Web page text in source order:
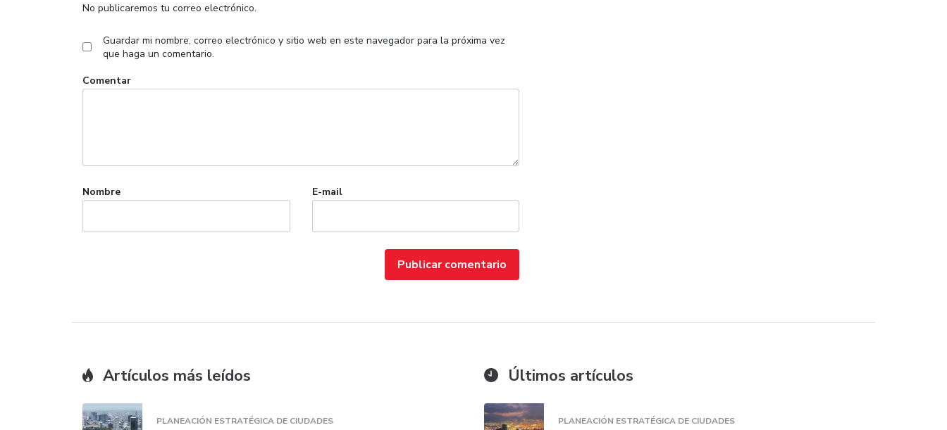
No publicaremos tu correo electrónico.
Nombre E-mail
Guardar mi nombre, correo electrónico y sitio web en este navegador para la próxima vez
que haga un comentario.
Comentar
Artículos más leídos
PLANEACIÓN ESTRATÉGICA DE CIUDADES
Últimos artículos
PLANEACIÓN ESTRATÉGICA DE CIUDADES